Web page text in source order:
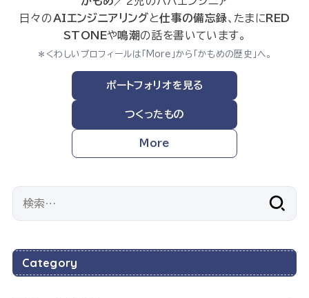
日々のAIエンジニアリングと仕事の備忘録、たまにRED
STONEや鳴潮の話を書いています。
＊くわしいプロフィールは「More」から「かもめの歴史」へ。
ポートフォリオを見る
つくったもの
More
Category